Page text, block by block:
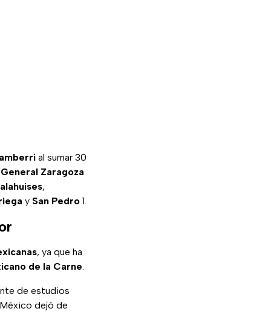
al sumar 30
General Zaragoza
,
y San Pedro 1.
, ya que ha
de la Carne
de estudios
dejó de